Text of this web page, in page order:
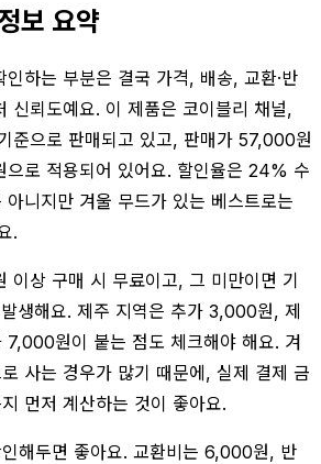
보 요약
하는 부분은 결국 가격, 배송, 교환·반
신뢰도예요. 이 제품은 코이블리 채널,
준으로 판매되고 있고, 판매가 57,000원
로 적용되어 있어요. 할인율은 24% 수
니지만 겨울 무드가 있는 베스트로는
.
상 구매 시 무료이고, 그 미만이면 기
생해요. 제주 지역은 추가 3,000원, 제
7,000원이 붙는 점도 체크해야 해요. 겨
사는 경우가 많기 때문에, 실제 결제 금
먼저 계산하는 것이 좋아요.
해두면 좋아요. 교환비는 6,000원, 반